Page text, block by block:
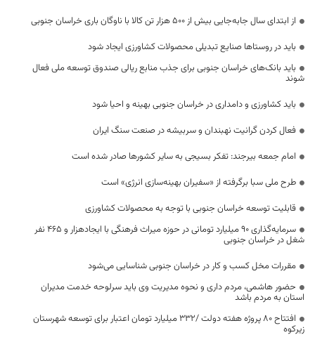
از ابتدای سال جابه‌جایی بیش از ۵۰۰ هزار تن کالا با ناوگان باری خراسان جنوبی
باید در روستاها صنایع تبدیلی محصولات کشاورزی ایجاد شود
باید بانک‌های خراسان جنوبی برای جذب منابع ریالی صندوق توسعه ملی فعال
شوند
باید کشاورزی و دامداری در خراسان جنوبی بهینه و احیا شود
فعال کردن گرانیت نهبندان و سربیشه در صنعت سنگ ایران
امام جمعه بیرجند: تفکر بسیجی به سایر کشورها صادر شده است
طرح ملی سبا برگرفته از «سفیران بهینه‌سازی انرژی» است
قابلیت توسعه خراسان جنوبی با توجه به محصولات کشاورزی
سرمایه‌گذاری ۹۰ میلیارد تومانی در حوزه میراث فرهنگی با ایجادهزار و ۴۶۵ نفر
شغل در خراسان جنوبی
مقررات مخل کسب و کار در خراسان جنوبی شناسایی می‌شود
حضور هاشمی، مردم داری و نحوه مدیریت وی باید سرلوحه خدمت مدیران
استان به مردم باشد
افتتاح ۸۰ پروژه هفته دولت /۳۳۲ میلیارد تومان اعتبار برای توسعه شهرستان
زیرکوه